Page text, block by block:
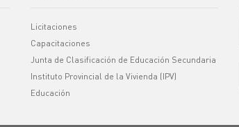
Licitaciones
Capacitaciones
Junta de Clasificación de Educación Secundaria
Instituto Provincial de la Vivienda (IPV)
Educación